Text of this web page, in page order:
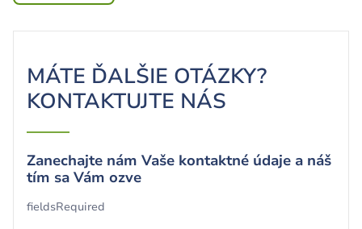
MÁTE ĎALŠIE OTÁZKY?
KONTAKTUJTE NÁS
Zanechajte nám Vaše kontaktné údaje a náš
tím sa Vám ozve
fieldsRequired
Váš formulár bol úspešne odoslaný!
Ďakujeme a tešíme sa, že ste s nami.